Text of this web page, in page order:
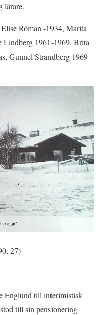
lärare.
Röman -1934, Marita
Lindberg 1961-1969, Brita
Gunnel Strandberg 1969-
27)
Englund till interimistisk
till sin pensionering